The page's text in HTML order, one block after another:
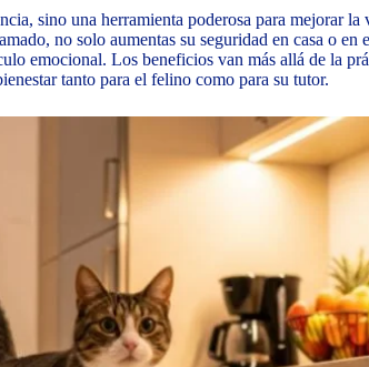
sino una herramienta poderosa para mejorar
no solo aumentas su seguridad en casa o en
emocional. Los beneficios van más allá de la
tanto para el felino como para su tutor.